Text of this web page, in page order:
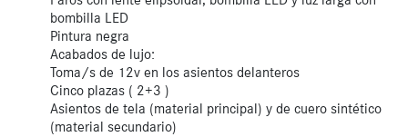
bombilla LED
Pintura negra
Acabados de lujo:
Toma/s de 12v en los asientos delanteros
Cinco plazas ( 2+3 )
Asientos de tela (material principal) y de cuero sintético
(material secundario)